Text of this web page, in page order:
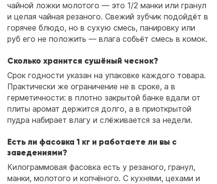
чайной ложки молотого — это 1/2 манки или гранул
и целая чайная резаного. Свежий зубчик подойдёт в
горячее блюдо, но в сухую смесь, панировку или
руб его не положить — влага собьёт смесь в комок.
Сколько хранится сушёный чеснок?
Срок годности указан на упаковке каждого товара.
Практически же ограничение не в сроке, а в
герметичности: в плотно закрытой банке вдали от
плиты аромат держится долго, а в приоткрытой
пудра набирает влагу и слёживается за недели.
Есть ли фасовка 1 кг и работаете ли вы с
заведениями?
Килограммовая фасовка есть у резаного, гранул,
манки, молотого и копчёного. С кухнями, цехами и